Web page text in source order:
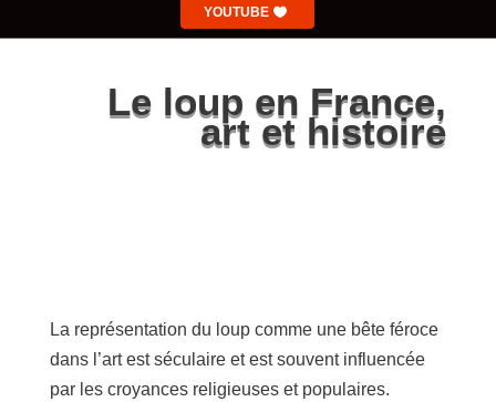
YOUTUBE
Le loup en France,
art et histoire
La représentation du loup comme une bête féroce
dans l’art est séculaire et est souvent influencée
par les croyances religieuses et populaires.